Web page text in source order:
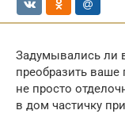
Задумывались ли
преобразить ваше
не просто
в дом частичку